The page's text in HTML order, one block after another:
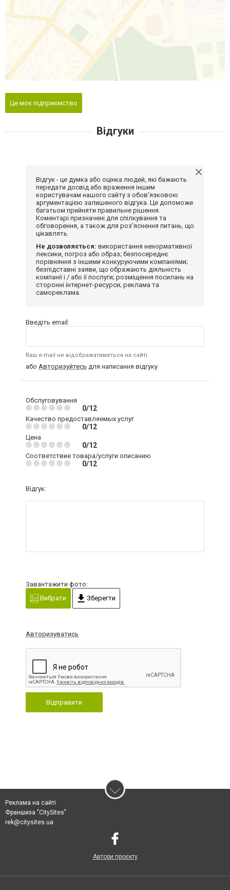
Це моє підприємство
Відгуки
Відгук - це думка або оцінка людей, які бажають
передати досвід або враження іншим
користувачам нашого сайту з обов'язковою
аргументацією залишеного відгука. Це допоможе
багатьом прийняти правильне рішення.
Коментарі призначені для спілкування та
обговорення, а також для роз'яснення питань, що
цікавлять.
Не дозволяється: використання ненормативної
лексики, погроз або образ; безпосереднє
порівняння з іншими конкуруючими компаніями;
безпідставні заяви, що ображають діяльність
компанії і / або її послуги; розміщення посилань на
сторонні інтернет-ресурси; реклама та
самореклама.
Введіть email:
Ваш e-mail не відображатиметься на сайті
або Авторизуйтесь для написання відгуку
Обслуговування
0/12
Качество предоставляемых услуг
0/12
Цена
0/12
Соответствие товара/услуги описанию
0/12
Відгук:
Завантажити фото:
Вибрати
Зберегти
Авторизуватись
Відправити
Реклама на сайті
Франшиза "CitySites"
rek@citysites.ua
Автори проєкту